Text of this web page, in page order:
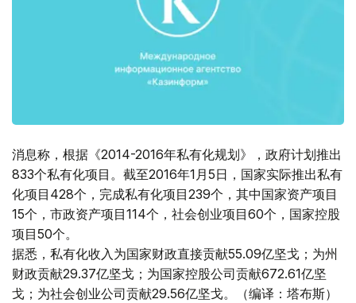
消息称，根据《2014-2016年私有化规划》，政府计划推出
833个私有化项目。截至2016年1月5日，国家实际推出私有
化项目428个，完成私有化项目239个，其中国家资产项目
15个，市政资产项目114个，社会创业项目60个，国家控股
项目50个。
据悉，私有化收入为国家财政直接贡献55.09亿坚戈；为州
财政贡献29.37亿坚戈；为国家控股公司贡献672.61亿坚
戈；为社会创业公司贡献29.56亿坚戈。（编译：塔布斯）